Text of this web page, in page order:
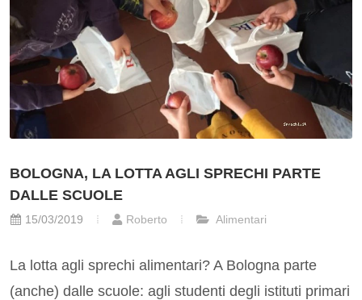
BOLOGNA, LA LOTTA AGLI SPRECHI PARTE
DALLE SCUOLE
15/03/2019 Roberto Alimentari
La lotta agli sprechi alimentari? A Bologna parte
(anche) dalle scuole: agli studenti degli istituti primari